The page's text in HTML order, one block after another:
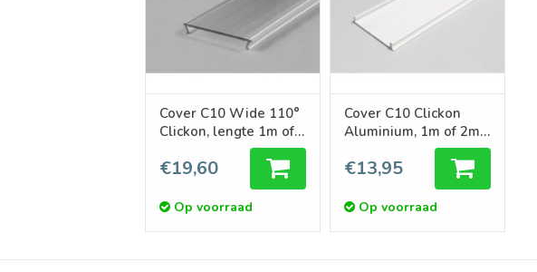
Cover C10 Wide 110°
Clickon, lengte 1m of
€19,60
Op voorraad
Cover C10 Clickon
Aluminium, 1m of 2m
€13,95
Op voorraad